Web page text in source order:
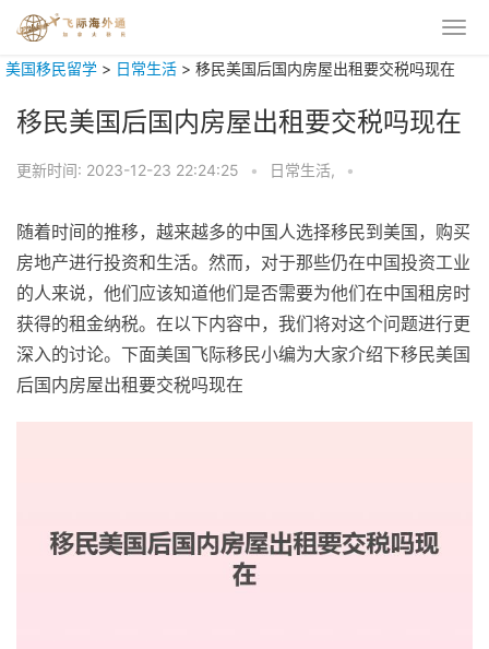
美国移民留学 > 日常生活 > 移民美国后国内房屋出租要交税吗现在
移民美国后国内房屋出租要交税吗现在
更新时间: 2023-12-23 22:24:25 • 日常生活, •
随着时间的推移，越来越多的中国人选择移民到美国，购买
房地产进行投资和生活。然而，对于那些仍在中国投资工业
的人来说，他们应该知道他们是否需要为他们在中国租房时
获得的租金纳税。在以下内容中，我们将对这个问题进行更
深入的讨论。下面美国飞际移民小编为大家介绍下移民美国
后国内房屋出租要交税吗现在